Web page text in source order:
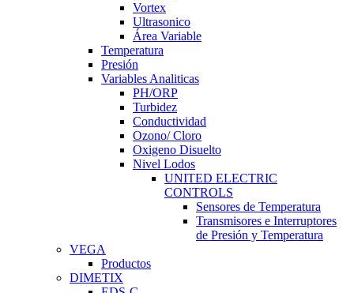
Vortex
Ultrasonico
Área Variable
Temperatura
Presión
Variables Analiticas
PH/ORP
Turbidez
Conductividad
Ozono/ Cloro
Oxigeno Disuelto
Nivel Lodos
UNITED ELECTRIC
CONTROLS
Sensores de Temperatura
Transmisores e Interruptores
de Presión y Temperatura
VEGA
Productos
DIMETIX